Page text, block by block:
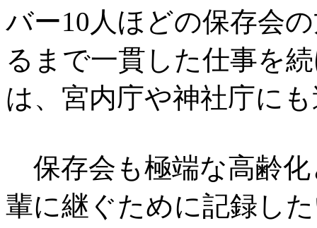
バー10人ほどの保存会
るまで一貫した仕事を
は、宮内庁や神社庁に
保存会も極端な高齢
輩に継ぐために記録し